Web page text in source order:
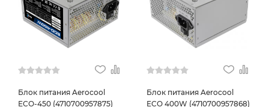
Блок питания Aerocool
ECO-450 (4710700957875)
Блок питания Aerocool
ECO 400W (4710700957868)